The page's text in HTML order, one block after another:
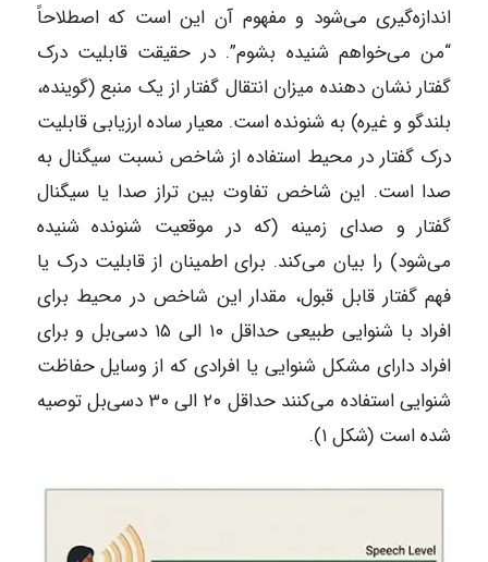
اندازه‌گیری می‌شود و مفهوم آن این است که اصطلاحاً
“من می‌خواهم شنیده بشوم”. در حقیقت قابلیت درک
گفتار نشان دهنده میزان انتقال گفتار از یک منبع (گوینده،
بلندگو و غیره) به شنونده است. معیار ساده ارزیابی قابلیت
درک گفتار در محیط استفاده از شاخص نسبت سیگنال به
صدا است. این شاخص تفاوت بین تراز صدا یا سیگنال
گفتار و صدای زمینه (که در موقعیت شنونده شنیده
می‌شود) را بیان می‌کند. برای اطمینان از قابلیت درک یا
فهم گفتار قابل قبول، مقدار این شاخص در محیط برای
افراد با شنوایی طبیعی حداقل ۱۰ الی ۱۵ دسی‌بل و برای
افراد دارای مشکل شنوایی یا افرادی که از وسایل حفاظت
شنوایی استفاده می‌کنند حداقل ۲۰ الی ۳۰ دسی‌بل توصیه
شده است (شکل ۱).